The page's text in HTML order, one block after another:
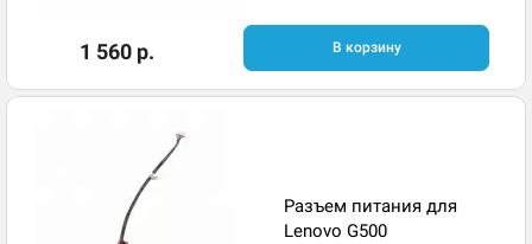
1 560 р. В корзину
Разъем питания для
Lenovo G500